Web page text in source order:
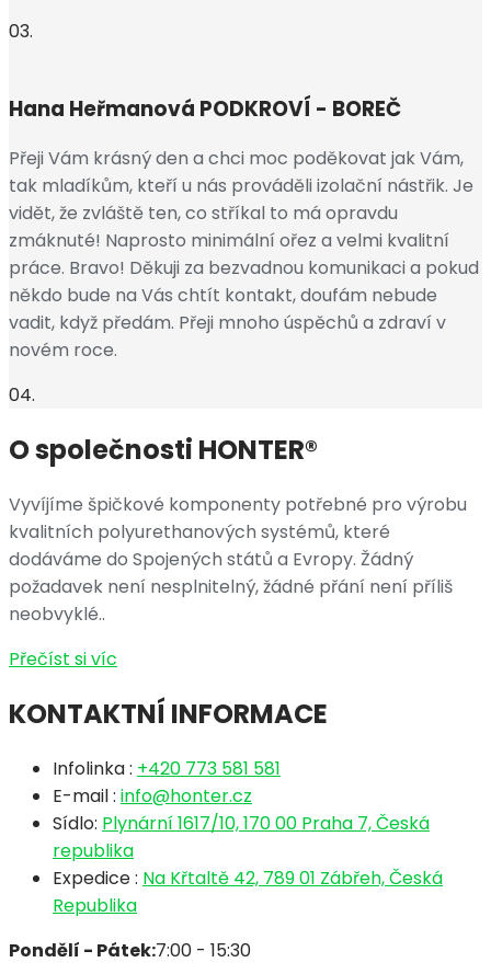
03.
Hana Heřmanová PODKROVÍ - BOREČ
Přeji Vám krásný den a chci moc poděkovat jak Vám,
tak mladíkům, kteří u nás prováděli izolační nástřik. Je
vidět, že zvláště ten, co stříkal to má opravdu
zmáknuté! Naprosto minimální ořez a velmi kvalitní
práce. Bravo! Děkuji za bezvadnou komunikaci a pokud
někdo bude na Vás chtít kontakt, doufám nebude
vadit, když předám. Přeji mnoho úspěchů a zdraví v
novém roce.
04.
O společnosti HONTER®
Vyvíjíme špičkové komponenty potřebné pro výrobu
kvalitních polyurethanových systémů, které
dodáváme do Spojených států a Evropy. Žádný
požadavek není nesplnitelný, žádné přání není příliš
neobvyklé..
Přečíst si víc
KONTAKTNÍ INFORMACE
Infolinka : +420 773 581 581
E-mail : info@honter.cz
Sídlo: Plynární 1617/10, 170 00 Praha 7, Česká
republika
Expedice : Na Křtaltě 42, 789 01 Zábřeh, Česká
Republika
Pondělí - Pátek:7:00 - 15:30